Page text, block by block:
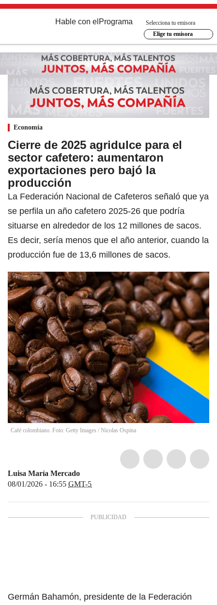
Hable con el Programa
Selecciona tu emisora
Elige tu emisora
Economía
Cierre de 2025 agridulce para el
sector cafetero: aumentaron
exportaciones pero bajó la
producción
La Federación Nacional de Cafeteros señaló que ya
se perfila un año cafetero 2025-26 que podría
situarse en alrededor de los 12 millones de sacos.
Es decir, sería menos que el año anterior, cuando la
producción fue de 13,6 millones de sacos.
Café colombiano. Foto: Getty Images / Nicolas Ospina
Luisa María Mercado
08/01/2026 - 16:55 GMT-5
Germán Bahamón, presidente de la Federación